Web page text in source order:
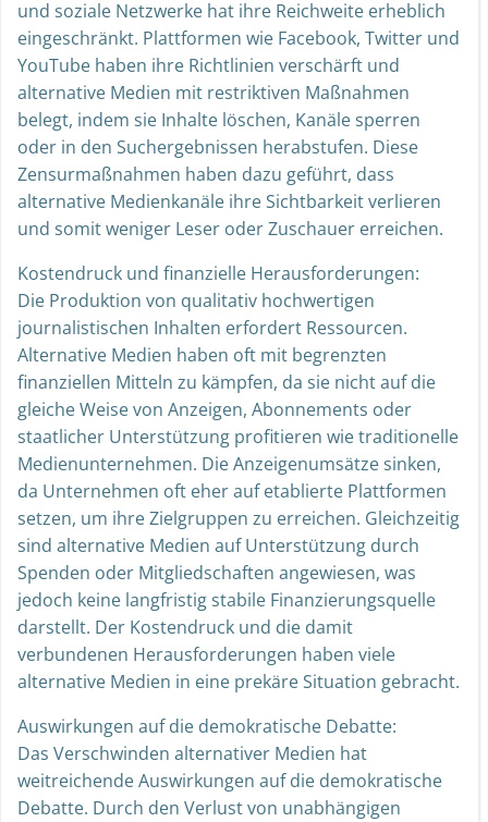
und soziale Netzwerke hat ihre Reichweite erheblich
eingeschränkt. Plattformen wie Facebook, Twitter und
YouTube haben ihre Richtlinien verschärft und
alternative Medien mit restriktiven Maßnahmen
belegt, indem sie Inhalte löschen, Kanäle sperren
oder in den Suchergebnissen herabstufen. Diese
Zensurmaßnahmen haben dazu geführt, dass
alternative Medienkanäle ihre Sichtbarkeit verlieren
und somit weniger Leser oder Zuschauer erreichen.
Kostendruck und finanzielle Herausforderungen:
Die Produktion von qualitativ hochwertigen
journalistischen Inhalten erfordert Ressourcen.
Alternative Medien haben oft mit begrenzten
finanziellen Mitteln zu kämpfen, da sie nicht auf die
gleiche Weise von Anzeigen, Abonnements oder
staatlicher Unterstützung profitieren wie traditionelle
Medienunternehmen. Die Anzeigenumsätze sinken,
da Unternehmen oft eher auf etablierte Plattformen
setzen, um ihre Zielgruppen zu erreichen. Gleichzeitig
sind alternative Medien auf Unterstützung durch
Spenden oder Mitgliedschaften angewiesen, was
jedoch keine langfristig stabile Finanzierungsquelle
darstellt. Der Kostendruck und die damit
verbundenen Herausforderungen haben viele
alternative Medien in eine prekäre Situation gebracht.
Auswirkungen auf die demokratische Debatte:
Das Verschwinden alternativer Medien hat
weitreichende Auswirkungen auf die demokratische
Debatte. Durch den Verlust von unabhängigen